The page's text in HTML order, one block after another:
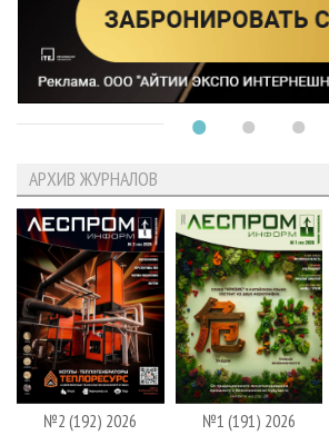
АРХИВ ЖУРНАЛОВ
№2 (192) 2026 №1 (191) 2026